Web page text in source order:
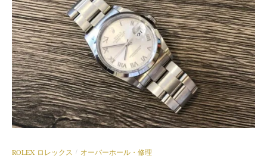
ROLEX ロレックス / オーバーホール・修理